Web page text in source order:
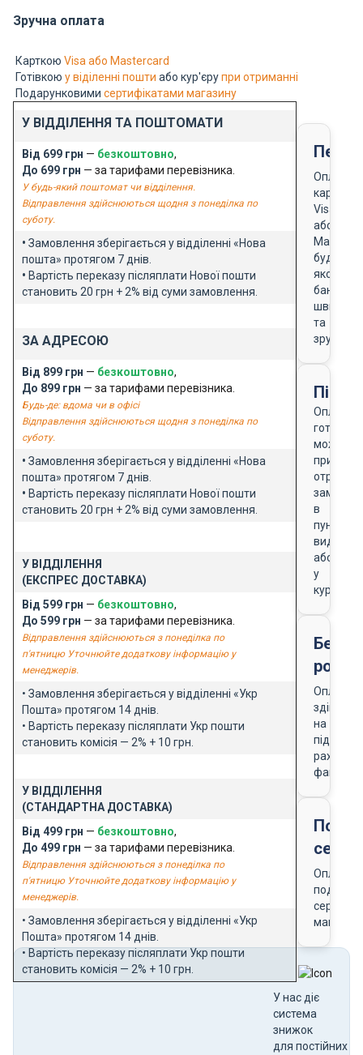
Зручна оплата
Карткою Visa або Mastercard
Готівкою у віділенні пошти або кур'єрупри отриманні
Подарунковими сертифікатами магазину
У ВІДДІЛЕННЯ ТА ПОШТОМАТИ
Від 699 грн — безкоштовно,
До 699 грн — за тарифами перевізника.
У будь-який поштомат чи відділення.
Відправлення здійснюються щодня з понеділка по
суботу.
• Замовлення зберігається у відділенні «Нова
пошта» протягом 7 днів.
• Вартість переказу післяплати Нової пошти
становить 20 грн + 2% від суми замовлення.
ЗА АДРЕСОЮ
Від 899 грн — безкоштовно,
До 899 грн — за тарифами перевізника.
Будь-де: вдома чи в офісі
Відправлення здійснюються щодня з понеділка по
суботу.
• Замовлення зберігається у відділенні «Нова
пошта» протягом 7 днів.
• Вартість переказу післяплати Нової пошти
становить 20 грн + 2% від суми замовлення.
У ВІДДІЛЕННЯ
(ЕКСПРЕС ДОСТАВКА)
Від 599 грн — безкоштовно,
До 599 грн — за тарифами перевізника.
Відправлення здійснюються з понеділка по
п'ятницю Уточнюйте додаткову інформацію у
менеджерів.
• Замовлення зберігається у відділенні «Укр
Пошта» протягом 14 днів.
• Вартість переказу післяплати Укр пошти
становить комісія — 2% + 10 грн.
У ВІДДІЛЕННЯ
(СТАНДАРТНА ДОСТАВКА)
Від 499 грн — безкоштовно,
До 499 грн — за тарифами перевізника.
Відправлення здійснюються з понеділка по
п'ятницю Уточнюйте додаткову інформацію у
менеджерів.
• Замовлення зберігається у відділенні «Укр
Пошта» протягом 14 днів.
• Вартість переказу післяплати Укр пошти
становить комісія — 2% + 10 грн.
Оплата
карткою
Visa
або
будь-
якого
банку
швидко
та
зручно
Оплата
готівкою
можлива
при
в
пункті
видачі
або
у
кур'єра
Оплата
на
підставі
рахунку-
фактури
Оплата
магазину
У нас діє
система
знижок
для постійних